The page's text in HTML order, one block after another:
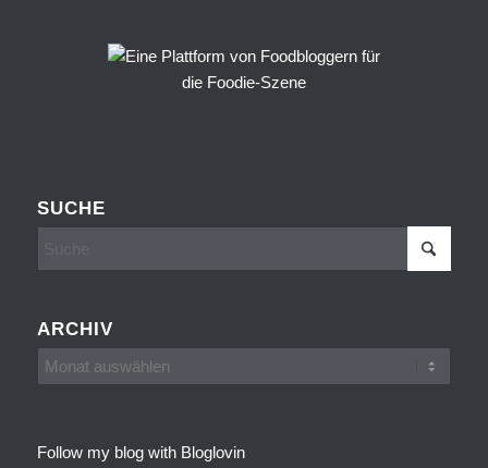
SUCHE
ARCHIV
Follow my blog with Bloglovin